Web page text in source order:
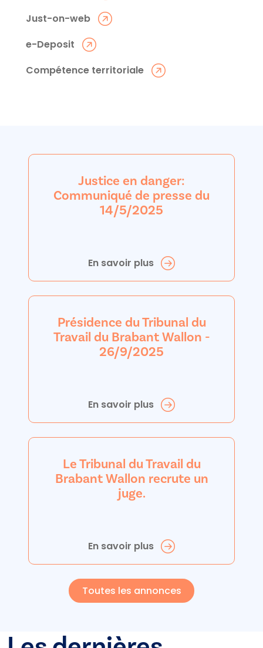
Just-on-web
e-Deposit
Compétence territoriale
Justice en danger:
Communiqué de presse du
14/5/2025
En savoir plus
Présidence du Tribunal du
Travail du Brabant Wallon -
26/9/2025
En savoir plus
Le Tribunal du Travail du
Brabant Wallon recrute un
juge.
En savoir plus
Toutes les annonces